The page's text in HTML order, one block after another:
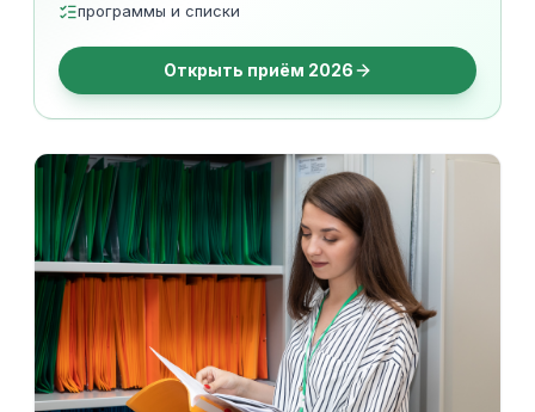
программы и списки
Открыть приём 2026